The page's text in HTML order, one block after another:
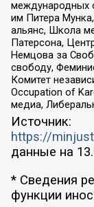
международных
им Питера
альянс, Школа
Патерсона,
Немцова за
свободу,
Комитет
Occupation of
медиа,
Источник:
https://
данные на
* Сведения
функции